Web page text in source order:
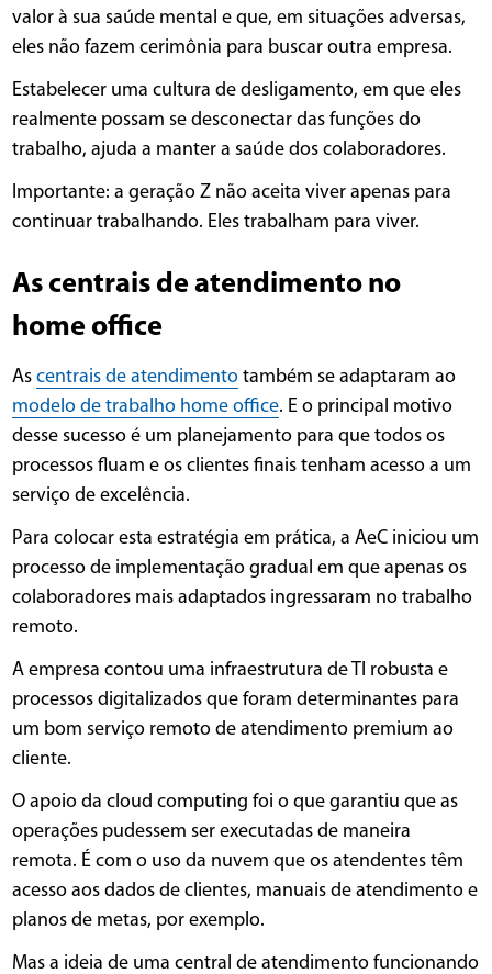
valor à sua saúde mental e que, em situações adversas,
eles não fazem cerimônia para buscar outra empresa.
Estabelecer uma cultura de desligamento, em que eles
realmente possam se desconectar das funções do
trabalho, ajuda a manter a saúde dos colaboradores.
Importante: a geração Z não aceita viver apenas para
continuar trabalhando. Eles trabalham para viver.
As centrais de atendimento no
home office
Ascentrais de atendimento também se adaptaram ao
modelo de trabalho home office. E o principal motivo
desse sucesso é um planejamento para que todos os
processos fluam e os clientes finais tenham acesso a um
serviço de excelência.
Para colocar esta estratégia em prática, a AeC iniciou um
processo de implementação gradual em que apenas os
colaboradores mais adaptados ingressaram no trabalho
remoto.
A empresa contou uma infraestrutura de TI robusta e
processos digitalizados que foram determinantes para
um bom serviço remoto de atendimento premium ao
cliente.
O apoio da cloud computing foi o que garantiu que as
operações pudessem ser executadas de maneira
remota. É com o uso da nuvem que os atendentes têm
acesso aos dados de clientes, manuais de atendimento e
planos de metas, por exemplo.
Mas a ideia de uma central de atendimento funcionando